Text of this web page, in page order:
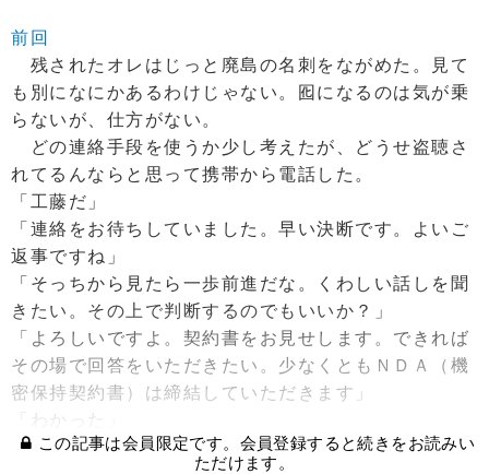
前回
残されたオレはじっと廃島の名刺をながめた。見て
も別になにかあるわけじゃない。囮になるのは気が乗
らないが、仕方がない。
どの連絡手段を使うか少し考えたが、どうせ盗聴さ
れてるんならと思って携帯から電話した。
「工藤だ」
「連絡をお待ちしていました。早い決断です。よいご
返事ですね」
「そっちから見たら一歩前進だな。くわしい話しを聞
きたい。その上で判断するのでもいいか？」
「よろしいですよ。契約書をお見せします。できれば
その場で回答をいただきたい。少なくともＮＤＡ（機
密保持契約書）は締結していただきます」
「わかった」
この記事は会員限定です。会員登録すると続きをお読みい
ただけます。